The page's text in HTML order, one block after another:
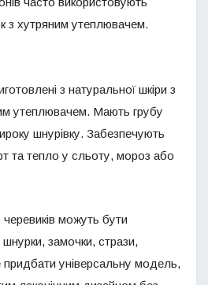
з хутряним утеплювачем.
з натуральної шкіри з
утеплювачем. Мають грубу
шнурівку. Забезпечують
та тепло у сльоту, мороз або
можуть бути
шнурки, замочки, стрази,
універсальну модель,